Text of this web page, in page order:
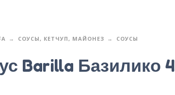
СОУСЫ, КЕТЧУП, МАЙОНЕЗ СОУСЫ
Barilla Базилико